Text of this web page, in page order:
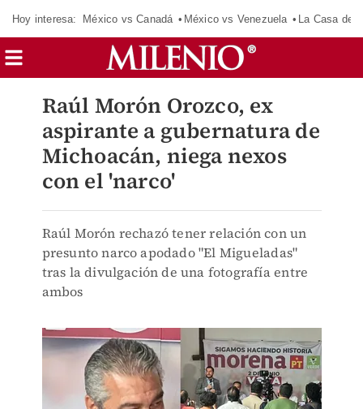
Hoy interesa: México vs Canadá México vs Venezuela La Casa de
Raúl Morón Orozco, ex
aspirante a gubernatura de
Michoacán, niega nexos
con el 'narco'
Raúl Morón rechazó tener relación con un
presunto narco apodado "El Migueladas"
tras la divulgación de una fotografía entre
ambos